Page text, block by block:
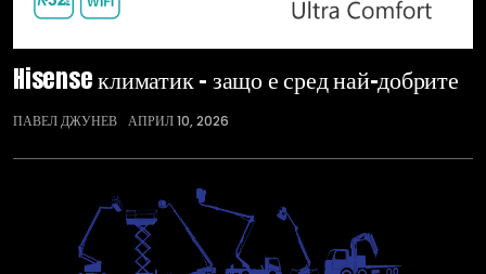
Hisense климатик – защо е сред най-добрите
ПАВЕЛ ДЖУНЕВ АПРИЛ 10, 2026